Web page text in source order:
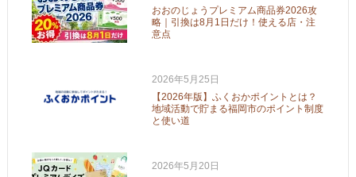
おおのじょうプレミアム商品券2026攻
略｜引換は8月1日だけ！使える店・注
意点
2026年5月25日
【2026年版】ふくおかポイントとは？
地域活動で貯まる福岡市のポイント制度
と使い道
2026年5月20日